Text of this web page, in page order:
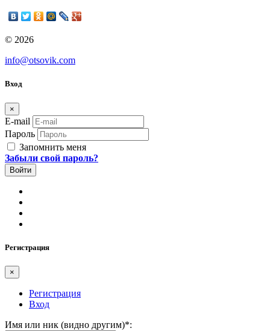
© 2026
info@otsovik.com
Вход
×
E-mail
Пароль
Запомнить меня
Забыли свой пароль?
Регистрация
×
Регистрация
Вход
Имя или ник (видно другим)*: